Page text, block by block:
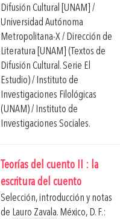
Difusión Cultural [UNAM] /
Universidad Autónoma
Metropolitana-X / Dirección de
Literatura [UNAM] (Textos de
Difusión Cultural. Serie El
Estudio) / Instituto de
Investigaciones Filológicas
(UNAM) / Instituto de
Investigaciones Sociales.
Teorías del cuento II : la
escritura del cuento
Selección, introducción y notas
de Lauro Zavala. México, D. F.: